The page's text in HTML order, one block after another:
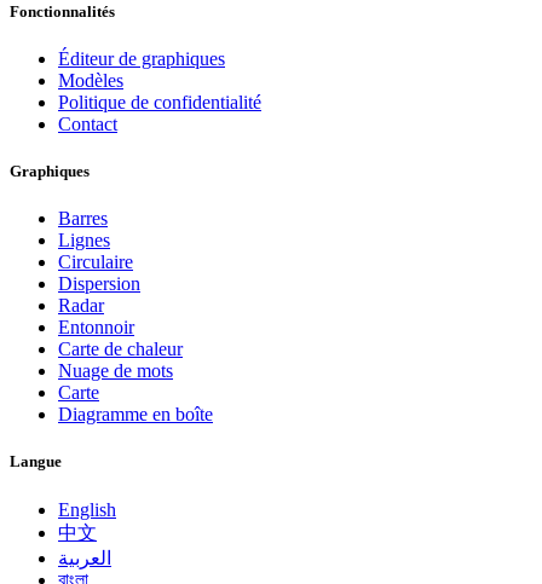
Fonctionnalités
Éditeur de graphiques
Modèles
Politique de confidentialité
Contact
Graphiques
Barres
Lignes
Circulaire
Dispersion
Radar
Entonnoir
Carte de chaleur
Nuage de mots
Carte
Diagramme en boîte
Langue
English
中文
العربية
বাংলা